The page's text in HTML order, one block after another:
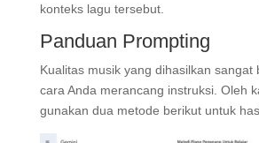
konteks lagu tersebut.
Panduan Prompting
Kualitas musik yang dihasilkan sangat
cara Anda merancang instruksi. Oleh
gunakan dua metode berikut untuk